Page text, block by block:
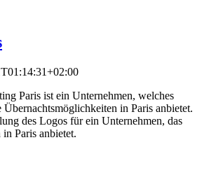
Paris ist ein Unternehmen, welches
in Paris anbietet.
des Logos für ein Unternehmen, das
Paris anbietet.